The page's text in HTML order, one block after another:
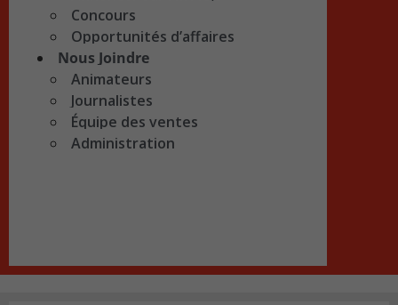
Concours
Opportunités d’affaires
Nous Joindre
Animateurs
Journalistes
Équipe des ventes
Administration